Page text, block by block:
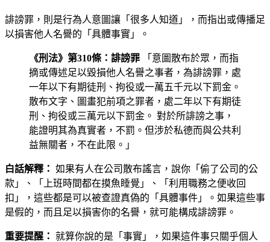
誹謗罪，則是行為人意圖讓「很多人知道」，而指出或傳播足
以損害他人名譽的「具體事實」。
《刑法》第310條：誹謗罪 「意圖散布於眾，而指
摘或傳述足以毀損他人名譽之事者，為誹謗罪，處
一年以下有期徒刑、拘役或一萬五千元以下罰金。
散布文字、圖畫犯前項之罪者，處二年以下有期徒
刑、拘役或三萬元以下罰金。 對於所誹謗之事，
能證明其為真實者，不罰。但涉於私德而與公共利
益無關者，不在此限。」
白話解釋： 如果有人在公司散布謠言，說你「偷了公司的公
款」、「上班時間都在摸魚睡覺」、「利用職務之便收回
扣」，這些都是可以被查證真偽的「具體事件」。如果這些事
是假的，而且足以損害你的名譽，就可能構成誹謗罪。
重要提醒： 就算你說的是「事實」，如果這件事只關乎個人